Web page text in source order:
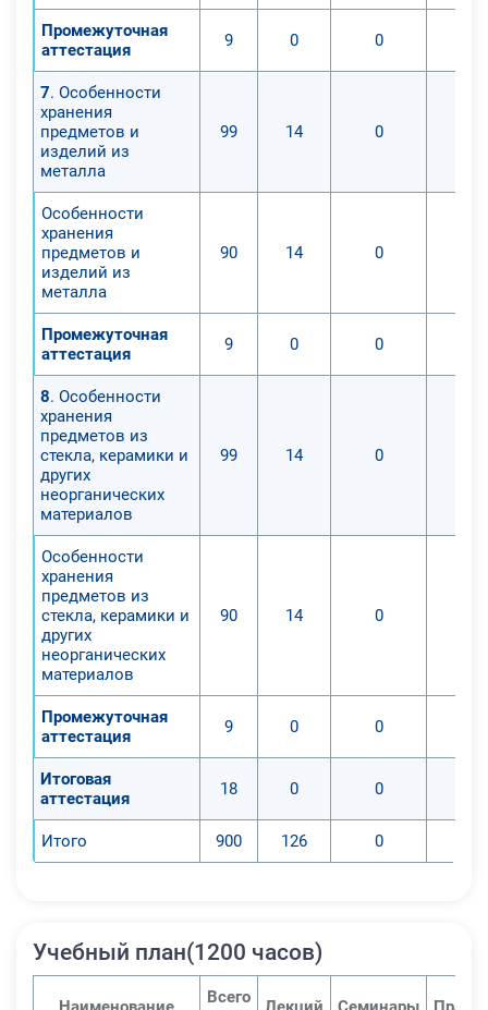
Промежуточная
аттестация
9 0 0
7. Особенности
хранения
предметов и
изделий из
металла
99 14 0
Особенности
хранения
предметов и
изделий из
металла
90 14 0
Промежуточная
аттестация
9 0 0
8. Особенности
хранения
предметов из
стекла, керамики и
других
неорганических
материалов
99 14 0
Особенности
хранения
предметов из
стекла, керамики и
других
неорганических
материалов
90 14 0
Промежуточная
аттестация
9 0 0
Итоговая
аттестация
18 0 0
Итого 900 126 0
Учебный план(1200 часов)
Всего